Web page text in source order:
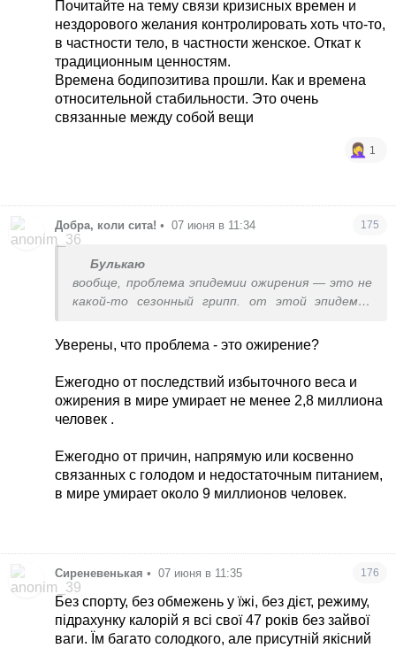
Почитайте на тему связи кризисных времен и
нездорового желания контролировать хоть что-то,
в частности тело, в частности женское. Откат к
традиционным ценностям.
Времена бодипозитива прошли. Как и времена
относительной стабильности. Это очень
связанные между собой вещи
1
Добра, коли сита! • 07 июня в 11:34 175
Булькаю
вообще, проблема эпидемии ожирения — это не
какой-то сезонный грипп. от этой эпидемии
лечится.
Уверены, что проблема - это ожирение?
Ежегодно от последствий избыточного веса и
ожирения в мире умирает не менее 2,8 миллиона
человек .
Ежегодно от причин, напрямую или косвенно
связанных с голодом и недостаточным питанием,
в мире умирает около 9 миллионов человек.
Сиреневенькая • 07 июня в 11:35 176
Без спорту, без обмежень у їжі, без дієт, режиму,
підрахунку калорій я всі свої 47 років без зайвої
ваги. Їм багато солодкого, але присутній якісний